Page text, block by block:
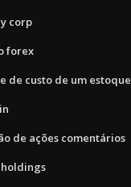
corp
forex
de custo de um estoque
de ações comentários